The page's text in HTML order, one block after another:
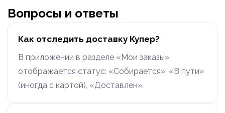
Вопросы и ответы
Как отследить доставку Купер?
В приложении в разделе «Мои заказы»
отображается статус: «Собирается», «В пути»
(иногда с картой), «Доставлен».